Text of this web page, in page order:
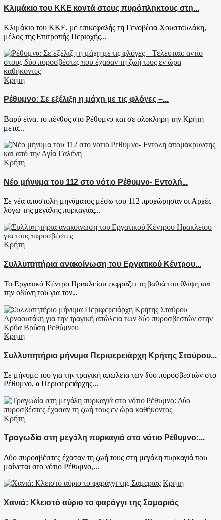
Κλιμάκιο του ΚΚΕ κοντά στους πυρόπληκτους στη...
Κλιμάκιο του ΚΚΕ, με επικεφαλής τη Γενοβέφα Χουστουλάκη,
μέλος της Επιτροπής Περιοχής...
Κρήτη
Ρέθυμνο: Σε εξέλιξη η μάχη με τις φλόγες –...
Βαρύ είναι το πένθος στο Ρέθυμνο και σε ολόκληρη την Κρήτη
μετά...
Κρήτη
Νέο μήνυμα του 112 στο νότιο Ρέθυμνο- Εντολή...
Σε νέα αποστολή μηνύματος μέσω του 112 προχώρησαν οι Αρχές
λόγω της μεγάλης πυρκαγιάς...
Κρήτη
Συλλυπητήρια ανακοίνωση του Εργατικού Κέντρου...
Το Εργατικό Κέντρο Ηρακλείου εκφράζει τη βαθιά του θλίψη και
την οδύνη του για τον...
Κρήτη
Συλλυπητήριο μήνυμα Περιφερειάρχη Κρήτης Σταύρου...
Σε μήνυμα του για την τραγική απώλεια των δύο πυροσβεστών στο
Ρέθυμνο, ο Περιφερειάρχης...
Κρήτη
Τραγωδία στη μεγάλη πυρκαγιά στο νότιο Ρέθυμνο:...
Δύο πυροσβέστες έχασαν τη ζωή τους στη μεγάλη πυρκαγιά που
μαίνεται στο νότιο Ρέθυμνο,...
Κρήτη
Χανιά: Κλειστό αύριο το φαράγγι της Σαμαριάς